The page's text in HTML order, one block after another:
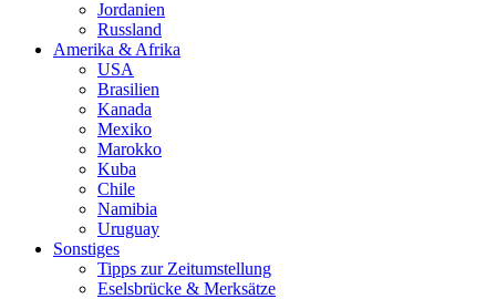
Jordanien
Russland
Amerika & Afrika
USA
Brasilien
Kanada
Mexiko
Marokko
Kuba
Chile
Namibia
Uruguay
Sonstiges
Tipps zur Zeitumstellung
Eselsbrücke & Merksätze